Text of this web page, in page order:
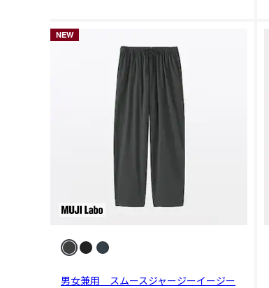
男女兼用 スムースジャージーイージー
NEW